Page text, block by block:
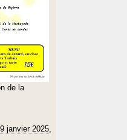
de la
janvier 2025,